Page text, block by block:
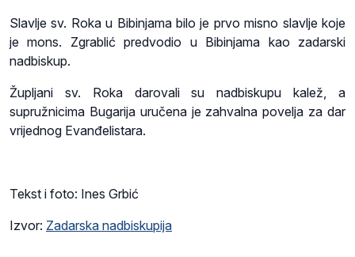
Slavlje sv. Roka u Bibinjama bilo je prvo misno slavlje koje
je mons. Zgrablić predvodio u Bibinjama kao zadarski
nadbiskup.
Župljani sv. Roka darovali su nadbiskupu kalež, a
supružnicima Bugarija uručena je zahvalna povelja za dar
vrijednog Evanđelistara.
Tekst i foto: Ines Grbić
Izvor: Zadarska nadbiskupija